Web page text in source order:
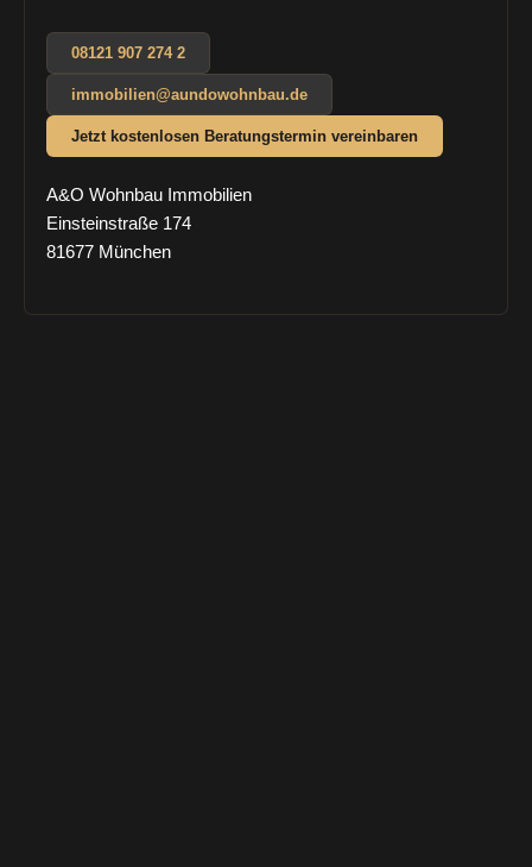
08121 907 274 2
immobilien@aundowohnbau.de
Jetzt kostenlosen Beratungstermin vereinbaren
A&O Wohnbau Immobilien
Einsteinstraße 174
81677 München